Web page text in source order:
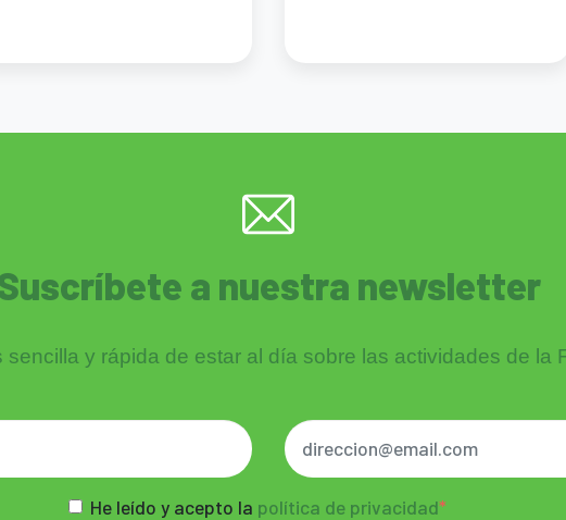
a nuestra newsletter
sencilla y rápida de estar al día sobre las actividades de la
He leído y acepto la política de privacidad